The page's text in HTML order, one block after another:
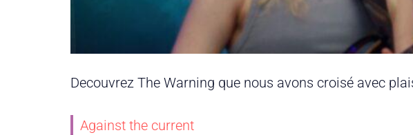
Decouvrez The Warning que nous avons croisé avec
Against the current